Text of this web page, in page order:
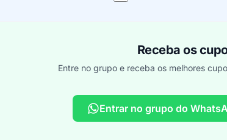
Receba os
Entre no grupo e receba os melhores
Entrar no grupo do